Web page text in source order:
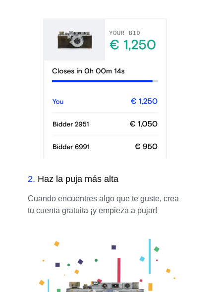
2. Haz la puja más alta
Cuando encuentres algo que te guste, crea
tu cuenta gratuita ¡y empieza a pujar!